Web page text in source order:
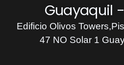
Guayaquil
Edificio Olivos
47 NO Solar 1